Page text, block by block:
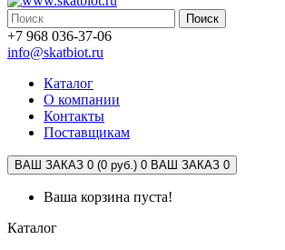
Поиск
+7 968 036-37-06
info@skatbiot.ru
Каталог
О компании
Контакты
Поставщикам
ВАШ ЗАКАЗ 0 (0 руб.) 0 ВАШ ЗАКАЗ 0
Ваша корзина пуста!
Каталог